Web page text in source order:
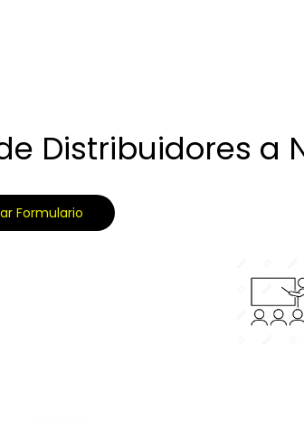
Distribuidores a
Formulario